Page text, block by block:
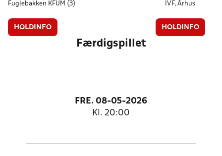
Fuglebakken KFUM (3)
HOLDINFO
IVF, Århus
HOLDINFO
Færdigspillet
FRE. 08-05-2026
Kl. 20:00